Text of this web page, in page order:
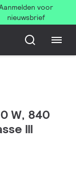
voor
nieuwsbrief
W, 840
III